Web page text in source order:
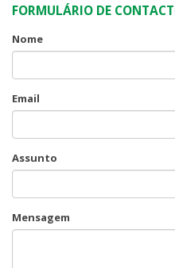
FORMULÁRIO DE
Nome
Email
Assunto
Mensagem